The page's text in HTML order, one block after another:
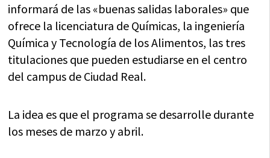
informará de las «buenas salidas laborales» que
ofrece la licenciatura de Químicas, la ingeniería
Química y Tecnología de los Alimentos, las tres
titulaciones que pueden estudiarse en el centro
del campus de Ciudad Real.
La idea es que el programa se desarrolle durante
los meses de marzo y abril.